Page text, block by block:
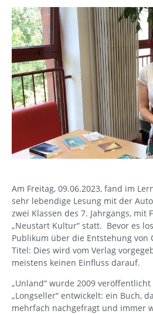
Am Freitag, 09.06.2023, fand im
sehr lebendige Lesung mit der
zwei Klassen des 7. Jahrgangs, mit
„Neustart Kultur“ statt. Bevor es
Publikum über die Entstehung von
Titel: Dies wird vom Verlag
meistens keinen Einfluss darauf.
„Unland“ wurde 2009
„Longseller“ entwickelt: ein Buch,
mehrfach nachgefragt und immer